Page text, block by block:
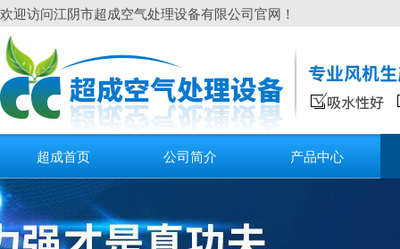
欢迎访问江阴市超成空气处理设备有限公司官网！
超成首页 公司简介 产品中心